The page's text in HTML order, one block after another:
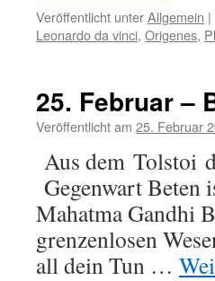
Veröffentlicht unterAllgemein |
Leonardo da vinci, Origenes,
25. Februar –
Veröffentlicht am 25. Februar
Aus dem Tolstoi
Gegenwart Beten
Mahatma Gandhi
grenzenlosen
all dein Tun …